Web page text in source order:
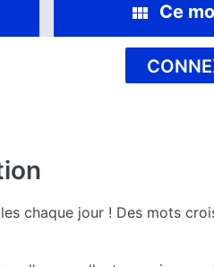
Ce
chaque jour ! Des mots